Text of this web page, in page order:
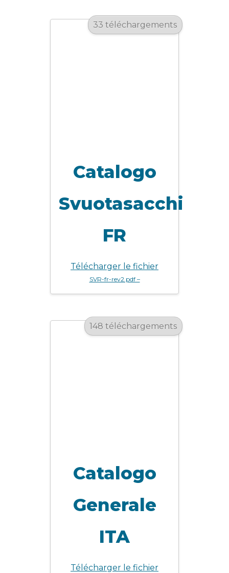
33 téléchargements
Catalogo
Svuotasacchi
FR
Télécharger le fichier
SVR-fr-rev2.pdf –
148 téléchargements
Catalogo
Generale
ITA
Télécharger le fichier